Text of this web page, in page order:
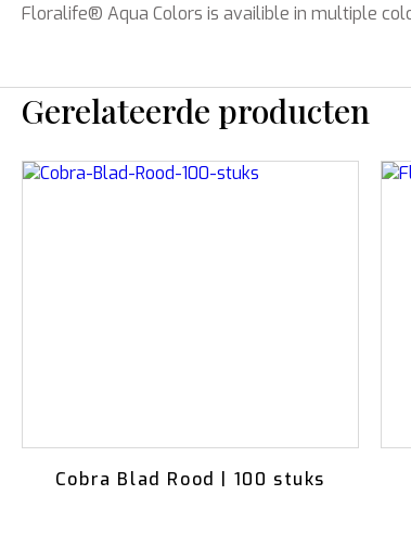
Floralife® Aqua Colors is availible in multiple
Gerelateerde producten
Cobra Blad Rood | 100 stuks